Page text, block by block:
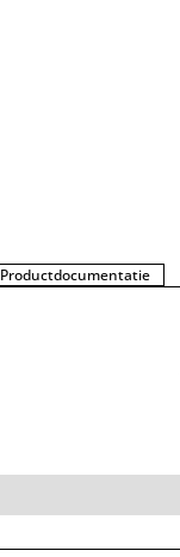
Productdocumentatie